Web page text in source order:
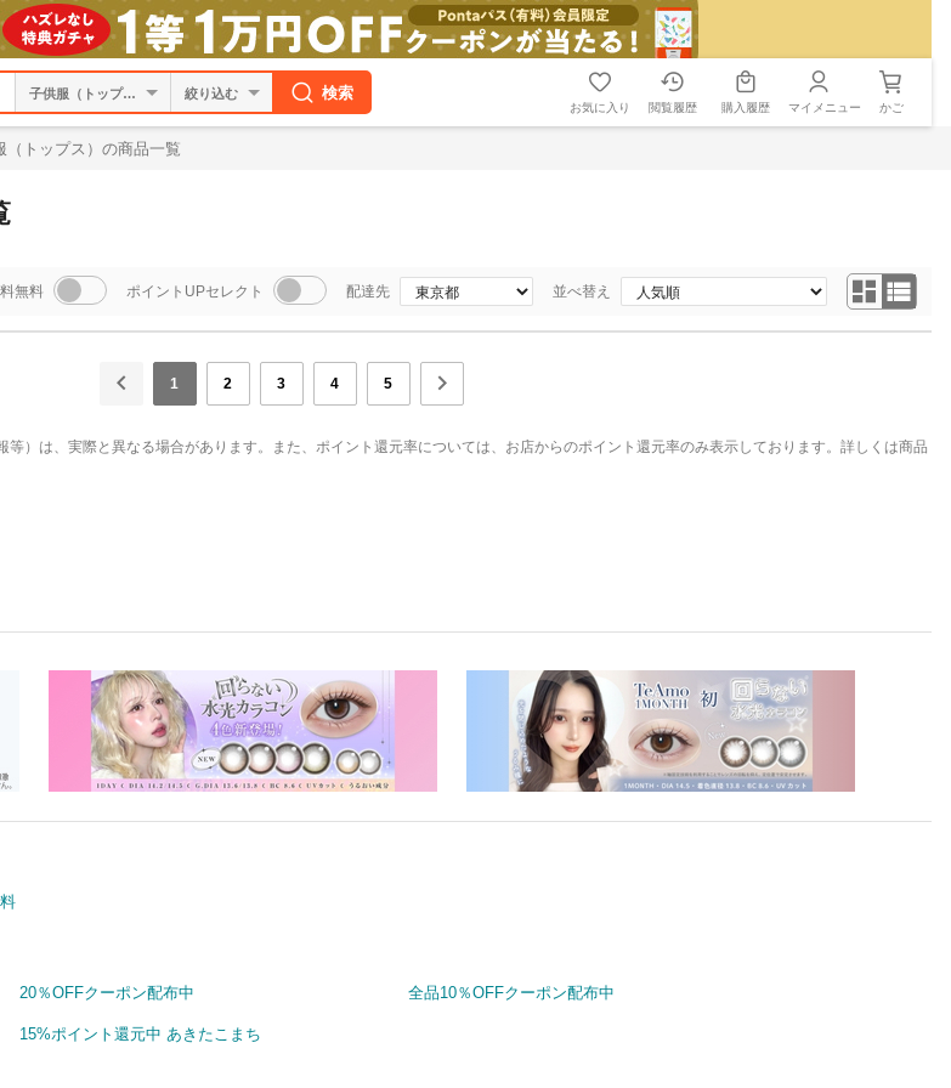
絞り込む 検索
お気に入り 閲覧履歴 購入履歴 マイメニュー かご
（トップス）の商品一覧
無料 ポイントUPセレクト 配達先 並べ替え
1 2 3 4 5
）は、実際と異なる場合があります。また、ポイント還元率については、お店からのポイント還元率のみ表示しております。詳しくは商品
20％OFFクーポン配布中 全品10％OFFクーポン配布中
15%ポイント還元中 あきたこまち